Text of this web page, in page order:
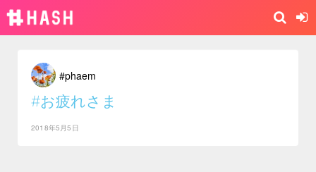
#phaem
#お疲れさま
2018年5月5日